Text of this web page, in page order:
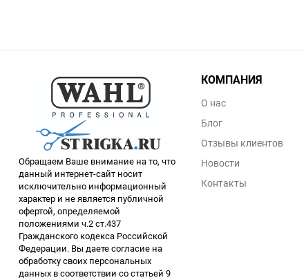
Обращаем Ваше внимание на то, что
данный интернет-сайт носит
исключительно информационный
характер и не является публичной
офертой, определяемой
положениями ч.2 ст.437
Гражданского кодекса Российской
Федерации. Вы даете согласие на
обработку своих персональных
данных в соответствии со статьей 9
КОМПАНИЯ
О нас
Блог
Отзывы клиентов
Новости
Контакты